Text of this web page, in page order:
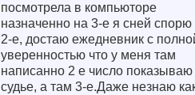
посмотрела в компьюторе
назначенно на 3-е я сней спорю
2-е, достаю ежедневник с
уверенностью что у меня там
написанно 2 е число показываю
судье, а там 3-е.Даже незнаю